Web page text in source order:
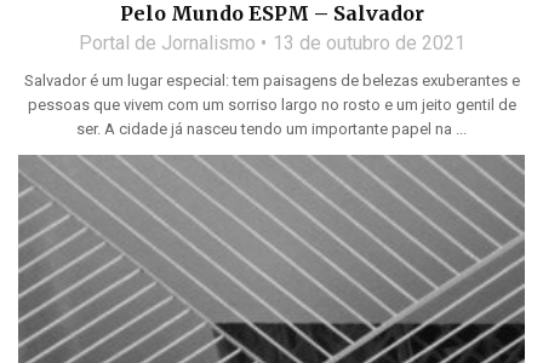
Pelo Mundo ESPM – Salvador
Portal de Jornalismo 13 de outubro de 2021
Salvador é um lugar especial: tem paisagens de belezas exuberantes e
pessoas que vivem com um sorriso largo no rosto e um jeito gentil de
ser. A cidade já nasceu tendo um importante papel na ...